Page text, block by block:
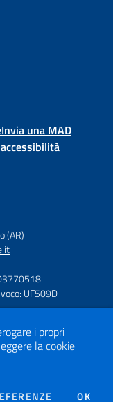
Invia una MAD
(AR)
UF509D
by
Designers Italia
i propri
lacookie
DEI COOKIE
OK